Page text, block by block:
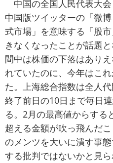
中国の全国人民代表大会
中国版ツイッターの「微
式市場」を意味する「股
きなくなったことが話題
間中は株価の下落はあり
れていたのに、今年はこ
た。上海総合指数は全人代
終了前日の10日まで毎日
る。2月の最高値からする
超える金額が吹っ飛んだ
のメンツを大いに潰す事
する批判ではないかと見